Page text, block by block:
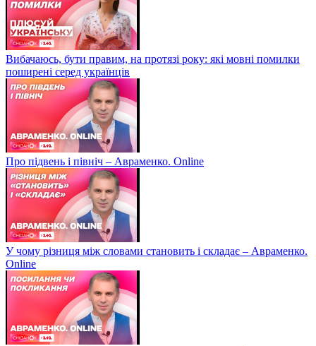
Вибачаюсь, бути правим, на протязі року: які мовні помилки
поширені серед українців
Про підвень і північ – Авраменко. Online
У чому різниця між словами становить і складає – Авраменко.
Online